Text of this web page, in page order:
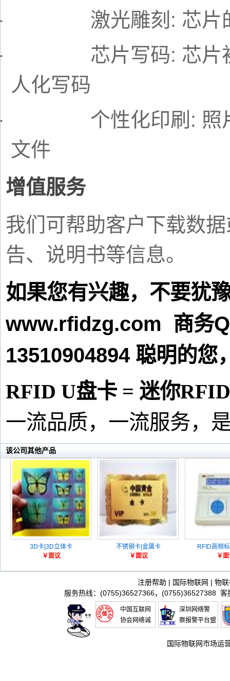
激光雕刻 : 芯片
芯片写码: 芯片
人化写码
个性化印刷 : 照
文件
增值服务
我们可帮助客户下载数
告、说明书等信息。
如果您有兴趣，不要犹
www.rfidzg.com 商务
13510904894 聪明的您
RFID U盘卡 = 迷你RFID
一流品质，一流服务，
该公司其他产品
3D卡|3D立体卡
￥面议
不锈钢卡|金属卡
￥面议
RFID高频
￥
注册帮助 | 国际物联网 | 物
服务热线：(0755)36527366，(0755)36527388 客
中国互联网
协会网络诚
深圳网络警
察报警平台盟
国际物联网市场运